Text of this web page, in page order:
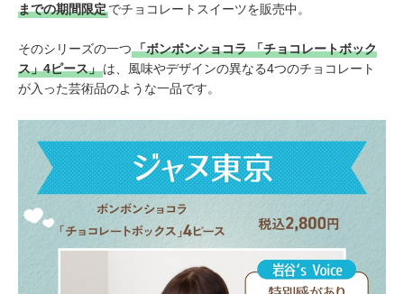
までの期間限定でチョコレートスイーツを販売中。
そのシリーズの一つ「ボンボンショコラ 「チョコレートボック
ス」4ピース」は、風味やデザインの異なる4つのチョコレート
が入った芸術品のような一品です。